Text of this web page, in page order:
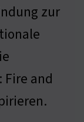
zur
and